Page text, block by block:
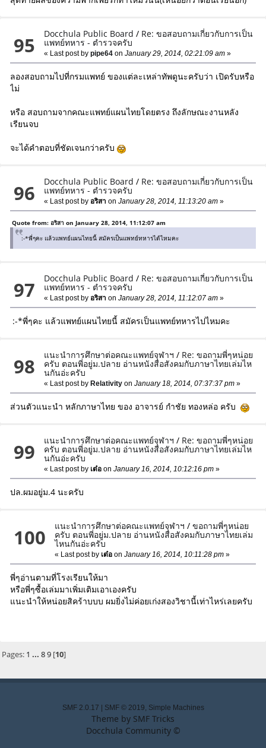
95 Docchula Public Board / Re: ขอสอบถามเกี่ยวกับการเป็น
แพทย์ทหาร - ตำรวจครับ
« Last post bypipe64 on January 29, 2014, 02:21:09 am »
ลองสอบถามไปที่กรมแพทย์ ของแต่ละเหล่าทัพดูนะครับว่า เปิดรับหรือ
ไม่
หรือ สอบถามจากคณะแพทย์แผนไทยโดยตรง ถึงลักษณะงานหลัง
เรียนจบ
จะได้คำตอบที่ชัดเจนกว่าครับ
96 Docchula Public Board / Re: ขอสอบถามเกี่ยวกับการเป็น
แพทย์ทหาร - ตำรวจครับ
« Last post by อริสาon January 28, 2014, 11:13:20 am »
Quote from: อริสา on January 28, 2014, 11:12:07 am
:-*พี่ๆคะ แล้วแพทย์แผนไทยนี้ สมัครเป็นแพทย์ทหารได้ไหมคะ
97 Docchula Public Board / Re: ขอสอบถามเกี่ยวกับการเป็น
แพทย์ทหาร - ตำรวจครับ
« Last post by อริสาon January 28, 2014, 11:12:07 am »
:-*พี่ๆคะ แล้วแพทย์แผนไทยนี้ สมัครเป็นแพทย์ทหารไปไหมคะ
98 แนะนำการศึกษาต่อคณะแพทย์จุฬาฯ / Re: ขอถามพี่ๆหน่อย
ครับ ตอนพี่อยู่ม.ปลาย อ่านหนังสือสังคมกับภาษาไทยเล่มไห
นกันอ่ะครับ
« Last post by Relativity on January 18, 2014, 07:37:37 pm »
ส่วนตัวแนะนำ หลักภาษาไทย ของ อาจารย์ กําชัย ทองหล่อ ครับ
99 แนะนำการศึกษาต่อคณะแพทย์จุฬาฯ / Re: ขอถามพี่ๆหน่อย
ครับ ตอนพี่อยู่ม.ปลาย อ่านหนังสือสังคมกับภาษาไทยเล่มไห
นกันอ่ะครับ
« Last post by เต๋อon January 16, 2014, 10:12:16 pm »
ปล.ผมอยู่ม.4 นะครับ
100 แนะนำการศึกษาต่อคณะแพทย์จุฬาฯ /ขอถามพี่ๆหน่อย
ครับ ตอนพี่อยู่ม.ปลาย อ่านหนังสือสังคมกับภาษาไทยเล่ม
ไหนกันอ่ะครับ
« Last post by เต๋อon January 16, 2014, 10:11:28 pm »
พี่ๆอ่านตามที่โรงเรียนให้มา
หรือพี่ๆซื้อเล่มมาเพิ่มเติมเอาเองครับ
แนะนำให้หน่อยสิคร้าบบบ ผมยิ่งไม่ค่อยเก่งสองวิชานี้เท่าไหร่เลยครับ
Pages: 1 ... 8 9[10]
SMF 2.0.17 SMF © 2019, Simple Machines
Theme by SMF Tricks
Docchula Community ©